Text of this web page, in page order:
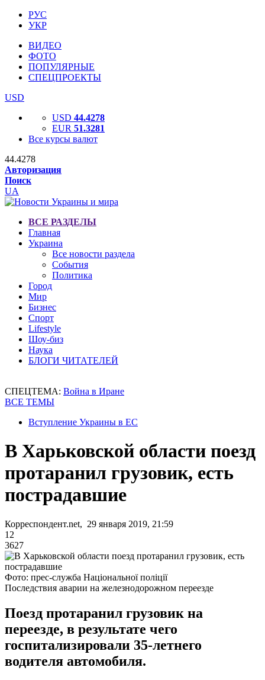
РУС
УКР
ВИДЕО
ФОТО
ПОПУЛЯРНЫЕ
СПЕЦПРОЕКТЫ
USD
USD 44.4278
EUR 51.3281
Все курсы валют
44.4278
Авторизация
Поиск
UA
ВСЕ РАЗДЕЛЫ
Главная
Украина
Все новости раздела
События
Политика
Город
Мир
Бизнес
Спорт
Lifestyle
Шоу-биз
Наука
БЛОГИ ЧИТАТЕЛЕЙ
СПЕЦТЕМА: Война в Иране
ВСЕ ТЕМЫ
Вступление Украины в ЕС
В Харьковской области поезд
протаранил грузовик, есть
пострадавшие
Корреспондент.net, 29 января 2019, 21:59
12
3627
Фото: прес-служба Національної поліції
Последствия аварии на железнодорожном переезде
Поезд протаранил грузовик на
переезде, в результате чего
госпитализировали 35-летнего
водителя автомобиля.